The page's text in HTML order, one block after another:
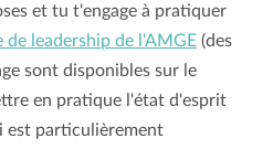
et tu t'engage à pratiquer
de leadership de l'AMGE (des
sont disponibles sur le
en pratique l'état d'esprit
est particulièrement